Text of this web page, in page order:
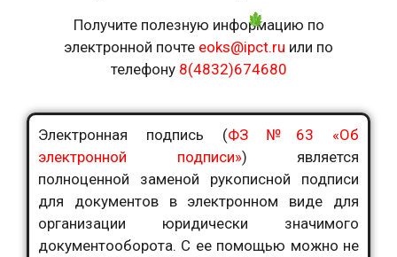
Получите полезную информацию по
электронной почте eoks@ipct.ru или по
телефону 8(4832)674680
Электронная подпись (ФЗ №63 «Об
электронной подписи») является
полноценной заменой рукописной подписи
для документов в электронном виде для
организации юридически значимого
документооборота. С ее помощью можно не